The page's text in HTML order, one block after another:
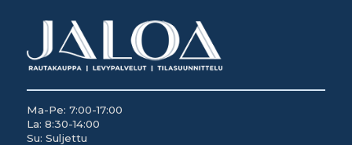
Ma-Pe: 7:00-17:00
La: 8:30-14:00
Su: Suljettu